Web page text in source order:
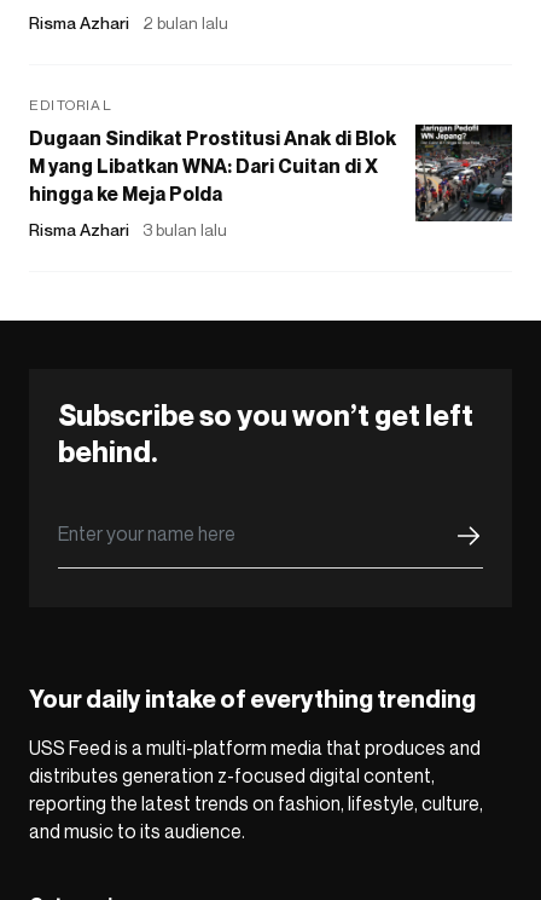
Risma Azhari 2 bulan lalu
EDITORIAL
Dugaan Sindikat Prostitusi Anak di Blok
M yang Libatkan WNA: Dari Cuitan di X
hingga ke Meja Polda
Risma Azhari 3 bulan lalu
Subscribe so you won’t get left
behind.
Your daily intake of everything trending
USS Feed is a multi-platform media that produces and
distributes generation z-focused digital content,
reporting the latest trends on fashion, lifestyle, culture,
and music to its audience.